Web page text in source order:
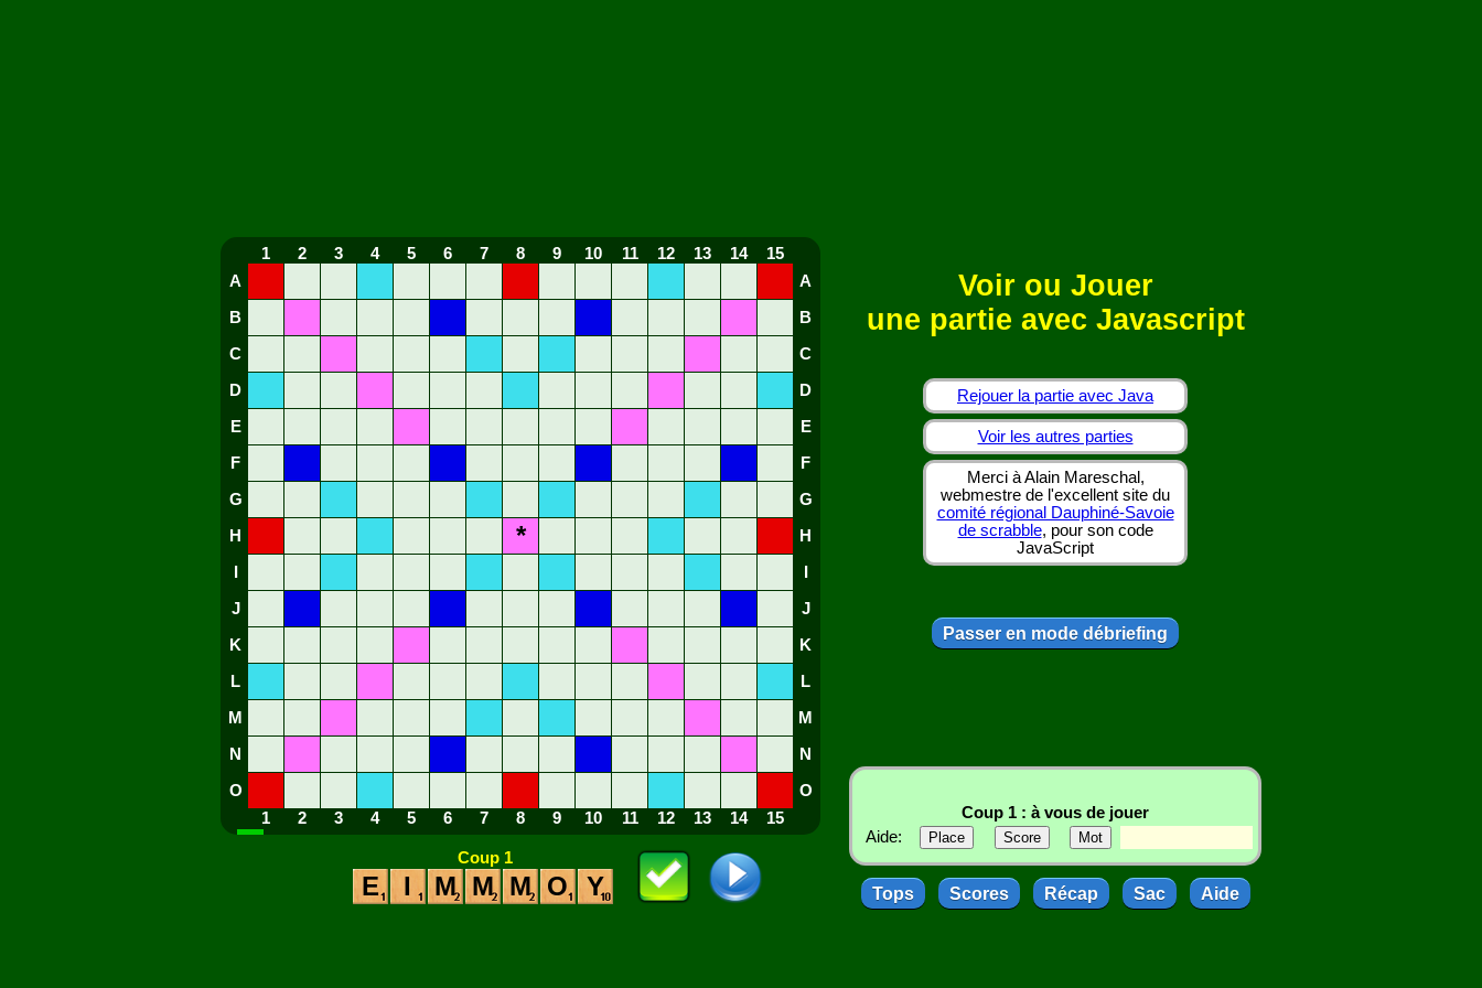
1 2 3 4 5 6 7 8 9 10 11 12 13 14
15
A
A
B B
C C
D D
E E
F F
G G
H * H
J J
K K
L L
M M
N N
O
O
1
2 3 4 5 6 7 8 9 10 11 12 13 14 15
Coup 1
E I M M M O Y
Voir ou Jouer
une partie avec Javascript
Rejouer la partie avec Java
Voir les autres parties
Merci à Alain Mareschal,
webmestre de l'excellent site du
comité régional Dauphiné-Savoie
de scrabble, pour son code
JavaScript
Passer en mode débriefing
Coup 1 : à vous de jouer
Aide:
Tops Scores Récap Sac Aide